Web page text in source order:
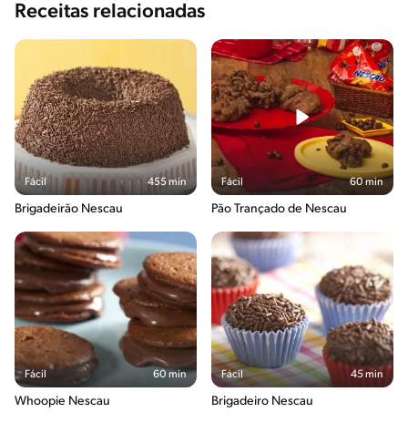
Receitas relacionadas
Fácil 455 min
Brigadeirão Nescau
Fácil 60 min
Pão Trançado de Nescau
Fácil 60 min
Whoopie Nescau
Fácil 45 min
Brigadeiro Nescau